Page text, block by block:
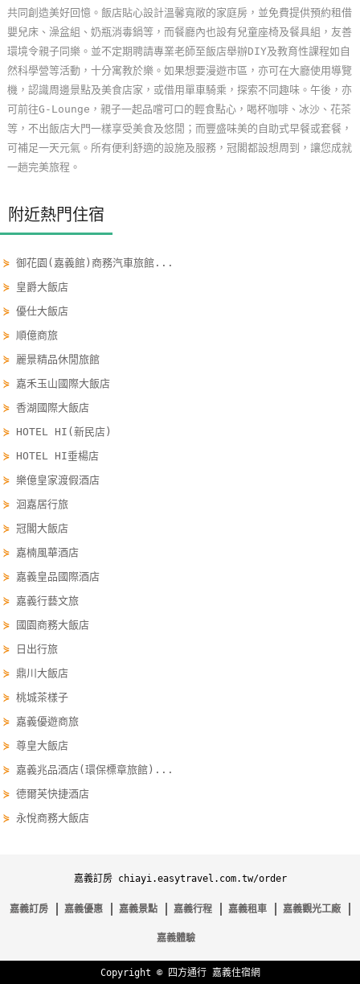
顧
客
服
務
顧
客
滿
度
訂
單
理
會
帳
戶
客
服
聯
絡
Line
線
客
服
紅
利
查
詢
Q&A
國
共同創造美好回憶。飯店貼心設計溫馨寬敞的家庭房，並免費提供預約租借
嬰兒床、澡盆組、奶瓶消毒鍋等，而餐廳內也設有兒童座椅及餐具組，友善
環境令親子同樂。並不定期聘請專業老師至飯店舉辦DIY及教育性課程如自
然科學營等活動，十分寓教於樂。如果想要漫遊市區，亦可在大廳使用導覽
機，認識周邊景點及美食店家，或借用單車騎乘，探索不同趣味。午後，亦
可前往G-Lounge，親子一起品嚐可口的輕食點心，喝杯咖啡、冰沙、花茶
等，不出飯店大門一樣享受美食及悠閒；而豐盛味美的自助式早餐或套餐，
可補足一天元氣。所有便利舒適的設施及服務，冠閣都設想周到，讓您成就
一趟完美旅程。
附近熱門住宿
⋟御花園(嘉義館)商務汽車旅館...
⋟ 皇爵大飯店
⋟優仕大飯店
⋟順億商旅
⋟ 麗景精品休閒旅館
⋟ 嘉禾玉山國際大飯店
⋟香湖國際大飯店
⋟ HOTEL HI(新民店)
⋟ HOTEL HI垂楊店
⋟樂億皇家渡假酒店
⋟洄嘉居行旅
⋟冠閣大飯店
⋟ 嘉楠風華酒店
⋟ 嘉義皇品國際酒店
⋟ 嘉義行藝文旅
⋟
國園商務大飯店
⋟
日出行旅
⋟鼎川大飯店
⋟桃城茶樣子
⋟ 嘉義優遊商旅
⋟尊皇大飯店
⋟ 嘉義兆品酒店(環保標章旅館)...
⋟德爾芙快捷酒店
⋟永悅商務大飯店
嘉義訂房 chiayi.easytravel.com.tw/order
嘉義訂房 嘉義優惠 嘉義景點 嘉義行程 嘉義租車 嘉義觀光工廠
嘉義體驗
Copyright © 四方通行 嘉義住宿網